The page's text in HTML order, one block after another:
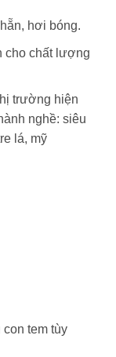
hơi bóng.
cho chất lượng
trường hiện
nghề: siêu
lá, mỹ
tem tùy